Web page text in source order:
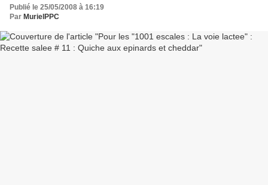
Publié le 25/05/2008 à 16:19
Par MurielPPC